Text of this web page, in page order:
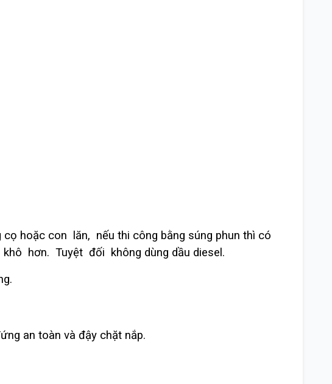
hoặc con lăn, nếu thi công bằng súng phun thì có
hơn. Tuyệt đối không dùng dầu diesel.
an toàn và đậy chặt nắp.